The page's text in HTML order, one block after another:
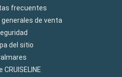
frecuentes
de venta
del sitio
CRUISELINE